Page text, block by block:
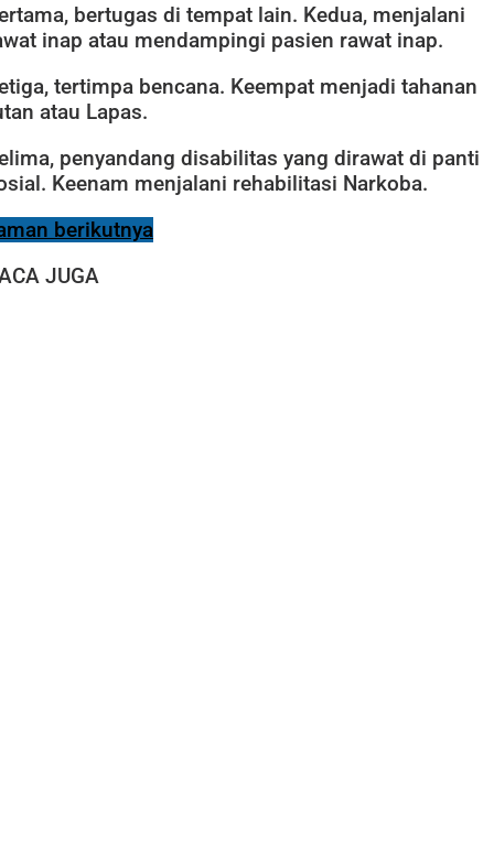
bertugas di tempat lain. Kedua, menjalani
inap atau mendampingi pasien rawat inap.
tertimpa bencana. Keempat menjadi tahanan
atau Lapas.
penyandang disabilitas yang dirawat di panti
Keenam menjalani rehabilitasi Narkoba.
berikutnya
JUGA